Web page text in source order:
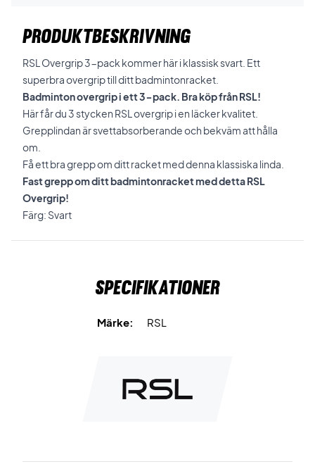
PRODUKTBESKRIVNING
RSL Overgrip 3-pack kommer här i klassisk svart. Ett
superbra overgrip till ditt badmintonracket.
Badminton overgrip i ett 3-pack. Bra köp från RSL!
Här får du 3 stycken RSL overgrip i en läcker kvalitet.
Grepplindan är svettabsorberande och bekväm att hålla
om.
Få ett bra grepp om ditt racket med denna klassiska linda.
Fast grepp om ditt badmintonracket med detta RSL
Overgrip!
Färg: Svart
Specifikationer
Märke: RSL